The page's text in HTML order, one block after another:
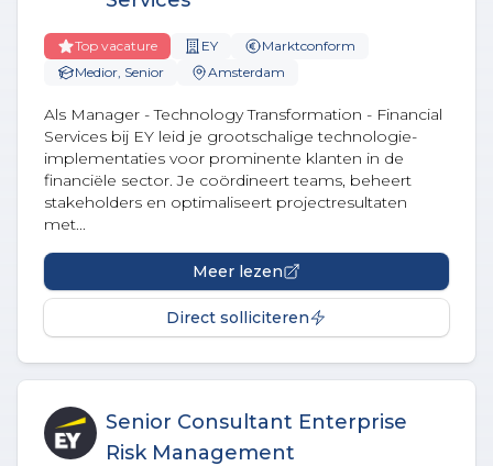
Top vacature EY
Marktconform
Medior, Senior
Amsterdam
Als Manager - Technology Transformation - Financial
Services bij EY leid je grootschalige technologie-
implementaties voor prominente klanten in de
financiële sector. Je coördineert teams, beheert
stakeholders en optimaliseert projectresultaten
met...
Meer lezen
Direct solliciteren
Senior Consultant Enterprise
Risk Management